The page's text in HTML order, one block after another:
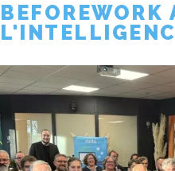
BEFOREWORK